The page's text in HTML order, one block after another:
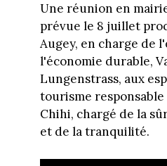
Une réunion en
prévue le 8 juillet
Augey, en charge de
l'économie durable,
Lungenstrass, aux
tourisme
Chihi, chargé de la
et de la tranquilité.